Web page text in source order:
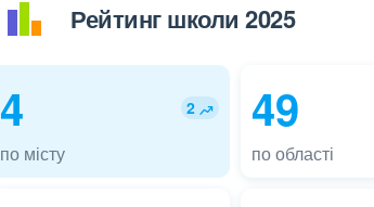
Рейтинг школи 2025
4 2
по місту
49
по області